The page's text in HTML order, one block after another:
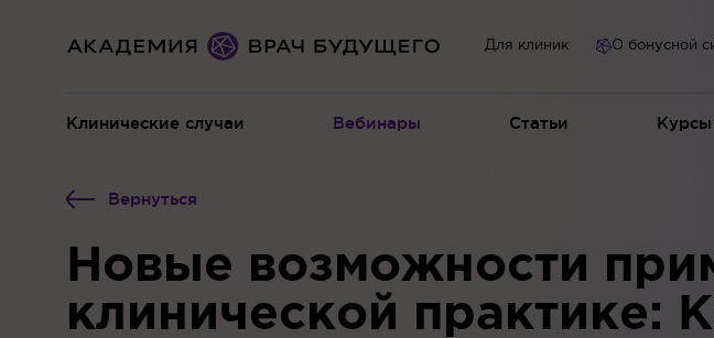
Клинические случаи Вебинары Статьи Курсы
Для клиник О бонусной
Вернуться
Новые возможности
клинической практике: